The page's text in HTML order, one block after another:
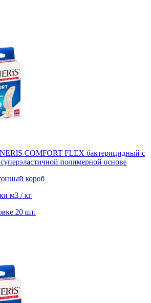
COMFORT FLEX бактерицидный с
полимерной основе
короб
м3 / кг
20 шт.